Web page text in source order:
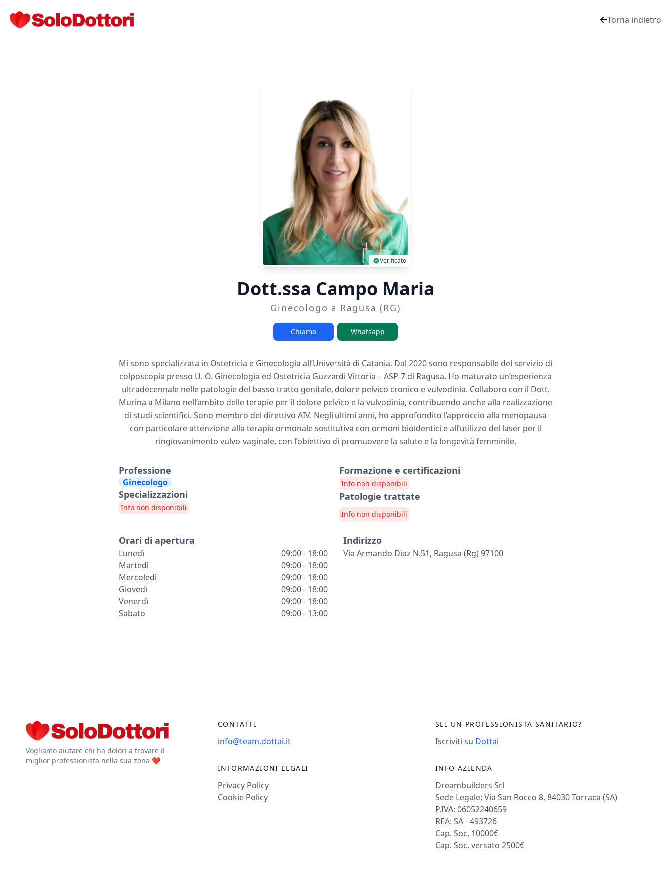
Torna indietro
Verificato
Dott.ssa Campo Maria
Ginecologo a Ragusa (RG)
Chiama Whatsapp
Mi sono specializzata in Ostetricia e Ginecologia all’Università di Catania. Dal 2020 sono responsabile del servizio di
colposcopia presso U. O. Ginecologia ed Ostetricia Guzzardi Vittoria – ASP-7 di Ragusa. Ho maturato un’esperienza
ultradecennale nelle patologie del basso tratto genitale, dolore pelvico cronico e vulvodinia. Collaboro con il Dott.
Murina a Milano nell’ambito delle terapie per il dolore pelvico e la vulvodinia, contribuendo anche alla realizzazione
di studi scientifici. Sono membro del direttivo AIV. Negli ultimi anni, ho approfondito l’approccio alla menopausa
con particolare attenzione alla terapia ormonale sostitutiva con ormoni bioidentici e all’utilizzo del laser per il
ringiovanimento vulvo-vaginale, con l’obiettivo di promuovere la salute e la longevità femminile.
Professione
Ginecologo
Specializzazioni
Info non disponibili
Formazione e certificazioni
Info non disponibili
Patologie trattate
Info non disponibili
Orari di apertura
Lunedì
09:00 - 18:00
Martedì
09:00 - 18:00
Mercoledì
09:00 - 18:00
Giovedì
09:00 - 18:00
Venerdì
09:00 - 18:00
Sabato
09:00 - 13:00
Indirizzo
Via Armando Diaz N.51, Ragusa (rg) 97100
Vogliamo aiutare chi ha dolori a trovare il
miglior professionista nella sua zona ❤️
CONTATTI
info@team.dottai.it
INFORMAZIONI LEGALI
Privacy Policy
Cookie Policy
SEI UN PROFESSIONISTA SANITARIO?
Iscriviti su Dottai
INFO AZIENDA
Dreambuilders Srl
Sede Legale: Via San Rocco 8, 84030 Torraca (SA)
P.IVA: 06052240659
REA: SA - 493726
Cap. Soc. 10000€
Cap. Soc. versato 2500€